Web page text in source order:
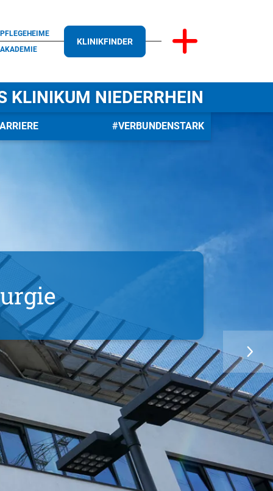
PFLEGEHEIME
AKADEMIE
KLINIKFINDER
KLINIKUM NIEDERRHEIN
#VERBUNDENSTARK